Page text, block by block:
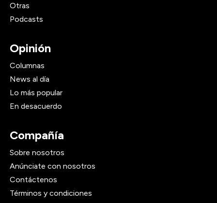
Otras
Podcasts
Opinión
Columnas
News al día
Lo más popular
En desacuerdo
Compañía
Sobre nosotros
Anúnciate con nosotros
Contáctenos
Términos y condiciones